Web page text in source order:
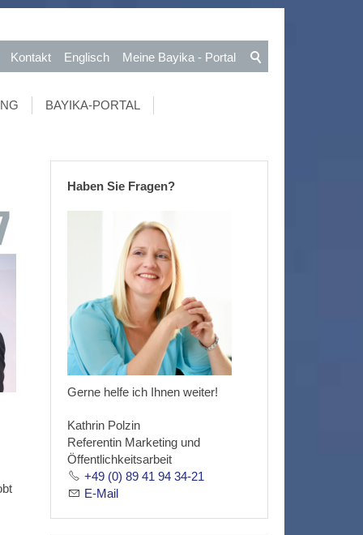
Kontakt Englisch Meine Bayika - Portal
BAYIKA-PORTAL
Haben Sie Fragen?
Gerne helfe ich Ihnen weiter!
Kathrin Polzin
Referentin Marketing und
Öffentlichkeitsarbeit
+49 (0) 89 41 94 34-21
E-Mail